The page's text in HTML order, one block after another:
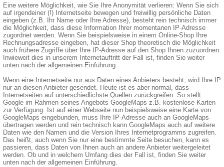
Eine weitere Möglichkeit, wie Sie Ihre Anonymität verlieren: Wenn Sie sich
auf irgendeiner (!) Internetseite bewegen und freiwillig persönliche Daten
eingeben (z.B. Ihr Name oder Ihre Adresse), besteht rein technisch immer
die Möglichkeit, dass diese Information Ihrer momentanen IP-Adresse
zugordnet werden. Wenn Sie beispielsweise in einem Online-Shop Ihre
Rechnungsadresse eingeben, hat dieser Shop theoretisch die Möglichkeit
auch frühere Zugriffe über Ihre IP-Adresse auf den Shop Ihnen zuzuordnen.
Inwieweit dies in unserem Internetauftritt der Fall ist, finden Sie weiter
unten nach der allgemeinen Einführung.
Wenn eine Internetseite nur aus Daten eines Anbieters besteht, wird Ihre IP
nur an diesen Anbieter gesendet. Heute ist es aber normal, dass
Internetseiten auf unterschiedlichste Quellen zurückgreifen. So stellt
Google im Rahmen seines Angebots GoogleMaps z.B. kostenlose Karten
zur Verfügung. Ist auf einer Webseite nun beispielsweise eine Karte von
GoogleMaps eingebunden, muss Ihre IP-Adresse auch an GoogleMaps
übertragen werden und rein technisch kann GoogleMaps auch auf weitere
Daten wie den Namen und die Version Ihres Internetprogramms zugreifen.
Das heißt, auch wenn Sie nur eine bestimmte Seite besuchen, kann es
passieren, dass Daten von Ihnen auch an andere Anbieter weitergeleitet
werden. Ob und in welchem Umfang dies der Fall ist, finden Sie weiter
unten nach der allgemeinen Einführung.